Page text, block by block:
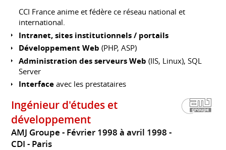
CCI France anime et fédère ce réseau national et
international.
Intranet, sites institutionnels / portails
Développement Web (PHP, ASP)
Administration des serveurs Web (IIS, Linux), SQL
Server
Interface avec les prestataires
Ingénieur d'études et
développement
AMJ Groupe
Février 1998 à avril 1998
CDI
Paris